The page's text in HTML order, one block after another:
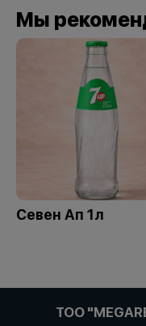
Мы
Севен Ап 1л
ТОО